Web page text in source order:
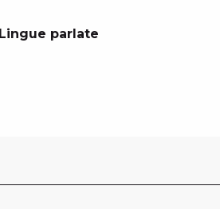
Lingue parlate
Lingue parlate